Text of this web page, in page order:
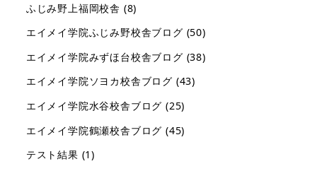
ふじみ野上福岡校舎 (8)
エイメイ学院ふじみ野校舎ブログ (50)
エイメイ学院みずほ台校舎ブログ (38)
エイメイ学院ソヨカ校舎ブログ (43)
エイメイ学院水谷校舎ブログ (25)
エイメイ学院鶴瀬校舎ブログ (45)
テスト結果 (1)